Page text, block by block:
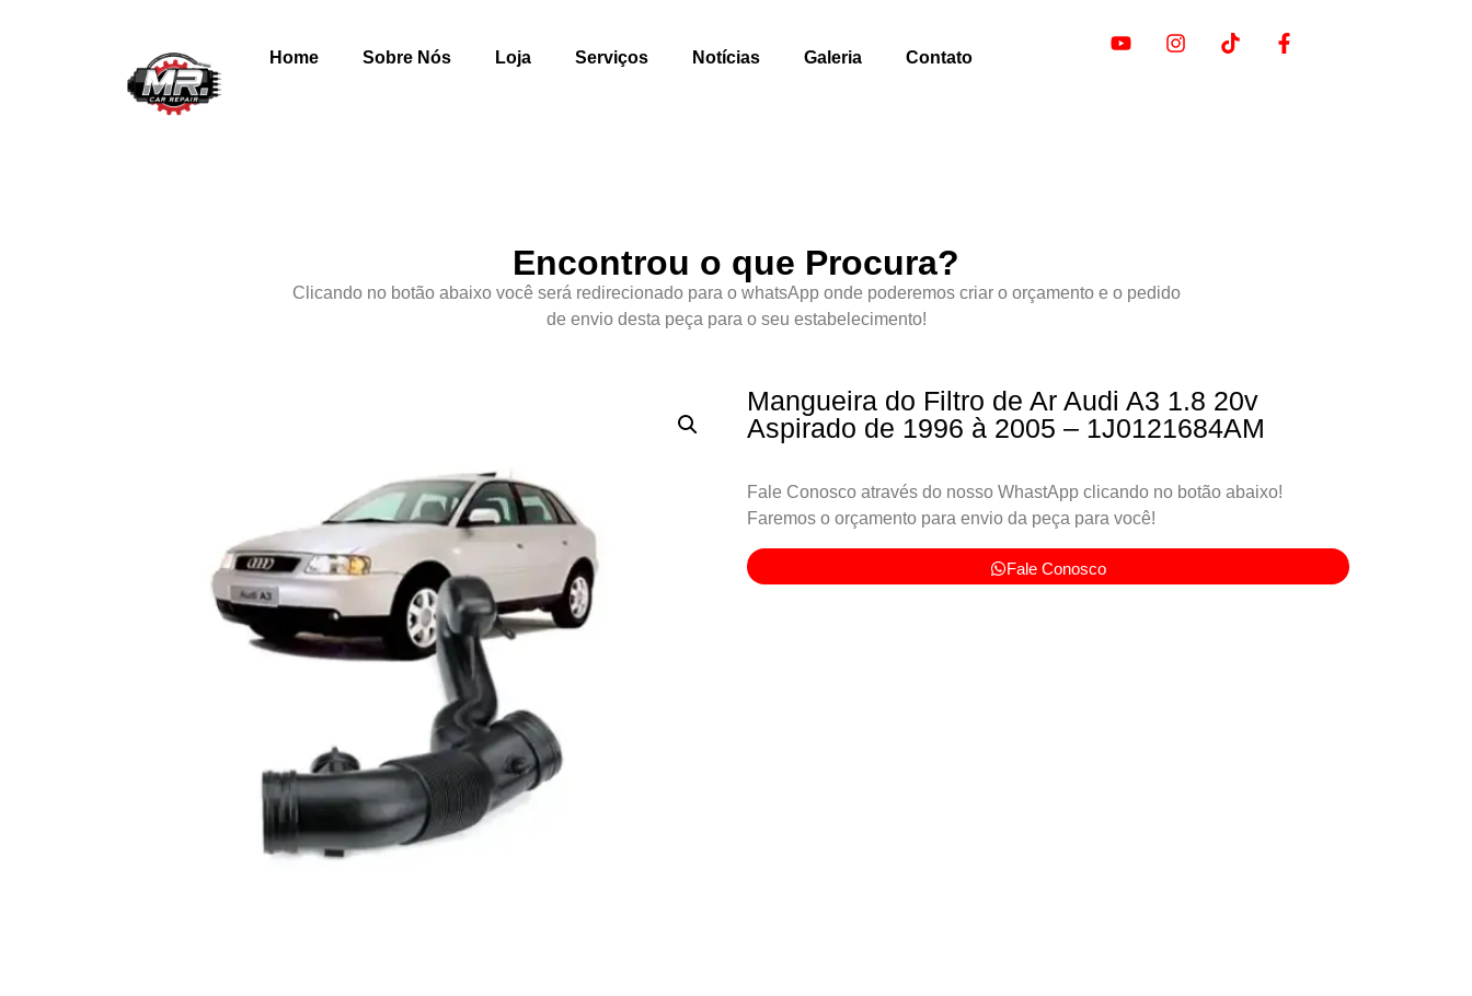
Home Sobre Nós Loja Serviços Notícias Galeria Contato
Encontrou o que Procura?
Clicando no botão abaixo você será redirecionado para o whatsApp onde poderemos criar o orçamento e o pedido
de envio desta peça para o seu estabelecimento!
Mangueira do Filtro de Ar Audi A3 1.8 20v
Aspirado de 1996 à 2005 – 1J0121684AM
Fale Conosco através do nosso WhastApp clicando no botão abaixo!
Faremos o orçamento para envio da peça para você!
Fale Conosco